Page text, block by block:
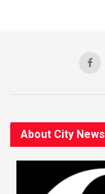
About City News